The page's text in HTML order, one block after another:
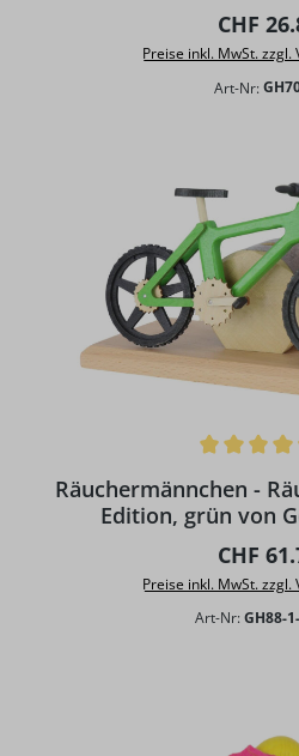
CHF
Preise inkl. MwSt. zzgl.
Art-Nr:
Räuchermännchen -
Edition, grün von
CHF
Preise inkl. MwSt. zzgl.
Art-Nr: GH88-